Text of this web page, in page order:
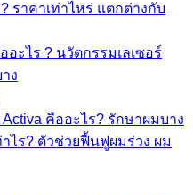
ราคาเท่าไหร่ แตกต่างกับ
อะไร ? นวัตกรรมเลเซอร์
ง
คืออะไร? รักษาผมบาง
าไร? ตัวช่วยฟื้นฟูผมร่วง ผม